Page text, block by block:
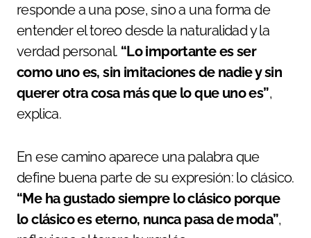
responde a una pose, sino a una forma de
entender el toreo desde la naturalidad y la
verdad personal. “Lo importante es ser
como uno es, sin imitaciones de nadie y sin
querer otra cosa más que lo que uno es”,
explica.
En ese camino aparece una palabra que
define buena parte de su expresión: lo clásico.
“Me ha gustado siempre lo clásico porque
lo clásico es eterno, nunca pasa de moda”,